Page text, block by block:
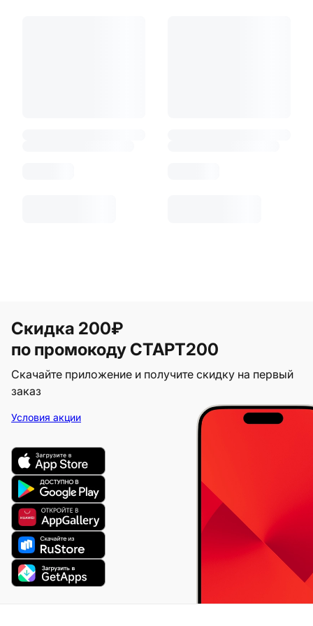
Скидка 200₽
по промокоду СТАРТ200
Скачайте приложение и получите скидку на первый
заказ
Условия акции